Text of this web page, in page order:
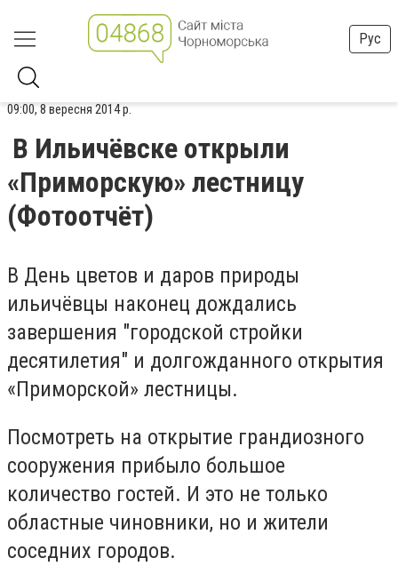
Рус
09:00, 8 вересня 2014 р.
В Ильичёвске открыли
«Приморскую» лестницу
(Фотоотчёт)
В День цветов и даров природы
ильичёвцы наконец дождались
завершения "городской стройки
десятилетия" и долгожданного открытия
«Приморской» лестницы.
Посмотреть на открытие грандиозного
сооружения прибыло большое
количество гостей. И это не только
областные чиновники, но и жители
соседних городов.